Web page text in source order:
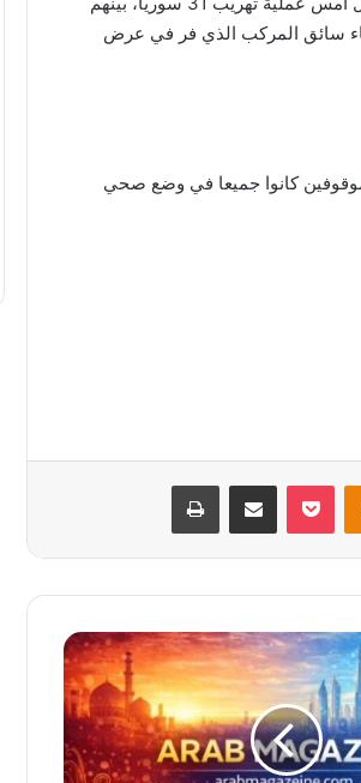
سائق المركب الذي فر في عرض
كانوا جميعا في وضع صحي
Odnoklassniki
‫Pocket مشاركة عبر البريد طباعة